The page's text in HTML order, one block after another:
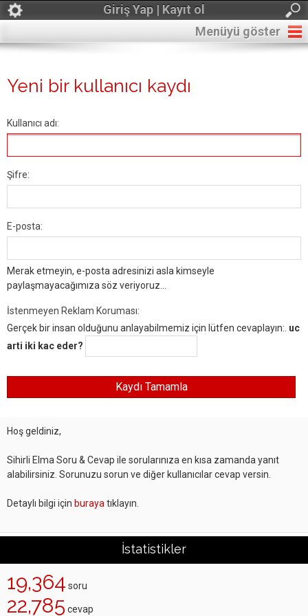
Giriş Yap | Kayıt ol
Menüyü göster
Yeni bir kullanıcı kaydı
Kullanıcı adı:
Şifre:
E-posta:
Merak etmeyin, e-posta adresinizi asla kimseyle
paylaşmayacağımıza söz veriyoruz...
İstenmeyen Reklam Koruması:
Gerçek bir insan olduğunu anlayabilmemiz için lütfen cevaplayın:. uc
arti iki kac eder?
Hoş geldiniz,
Sihirli Elma Soru & Cevap ile sorularınıza en kısa zamanda yanıt
alabilirsiniz. Sorunuzu sorun ve diğer kullanıcılar cevap versin.
Detaylı bilgi için buraya tıklayın.
İstatistikler
19,364 soru
22,785 cevap